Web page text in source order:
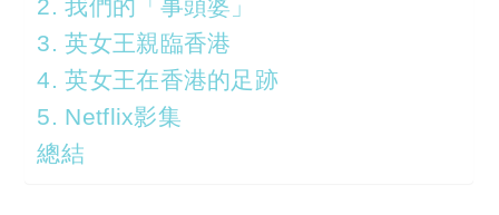
2. 我們的「事頭婆」
3. 英女王親臨香港
4. 英女王在香港的足跡
5. Netflix影集
總結